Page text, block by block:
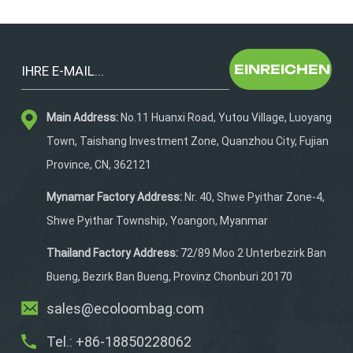
Luftzirkulation und reduzieren Schweißbildung. Dies ist
entscheidend, um Überhitzung bei heißen
Sommerläufen oder intensiven Anstiegen zu vermeiden.
3. Präzisionsschnallen und verstellbare
PassformUnsere Westen verfügen über robuste, flache
Schnallen, die ein Auf- und Abhüpfen sowie Scheuern
verhindern. Dank mehrerer Einstellpunkte an Brust,
Schultern und Seiten schmiegt sich die Weste bequem
und sicher an Ihren Körper – unabhängig von Ihrer Größe
und Ihrem Tempo. 4. Leise Reißverschlüsse und
einfacher ZugriffSchluss mit lauten Reißverschlüssen.
ein ablenkungsfreies Laufen. Unsere leicht zu
greifenden Reißverschlusslaschen ermöglichen den
einfachen Zugriff auf Ihre Taschen unterwegs – selbst
mit verschwitzten oder behandschuhten Händen. 5.
EINREICHEN
Main Address:No.11 Huanxi Road, Yutou Village, Luoyang
Town, Taishang Investment Zone, Quanzhou City, Fujian
Province, CN, 362121
Mynamar Factory Address:Nr. 40, Shwe Pyithar Zone-4,
Shwe Pyithar Township, Yoangon, Myanmar
Thailand Factory Address:72/89 Moo 2 Unterbezirk Ban
Bueng, Bezirk Ban Bueng, Provinz Chonburi 20170
sales@ecoloombag.com
Tel.: +86-18850228062